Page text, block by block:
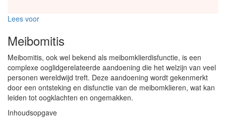
(Accesskey
Spring
Organisaties
Spring
naar
Social
media
Lees voor
Meibomitis
Meibomitis, ook wel bekend als meibomklierdisfunctie, is een
complexe ooglidgerelateerde aandoening die het welzijn van veel
personen wereldwijd treft. Deze aandoening wordt gekenmerkt
door een ontsteking en disfunctie van de meibomklieren, wat kan
leiden tot oogklachten en ongemakken.
Inhoudsopgave